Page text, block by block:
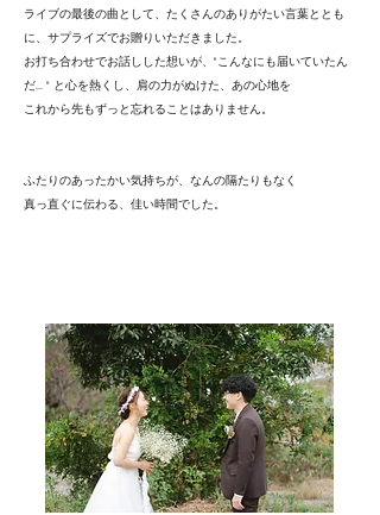
ライブの最後の曲として、たくさんのありがたい言葉ととも
に、サプライズでお贈りいただきました。
お打ち合わせでお話しした想いが、"こんなにも届いていたん
だ... " と心を熱くし、肩の力がぬけた、あの心地を
これから先もずっと忘れることはありません。
ふたりのあったかい気持ちが、なんの隔たりもなく
​真っ直ぐに伝わる、佳い時間でした。